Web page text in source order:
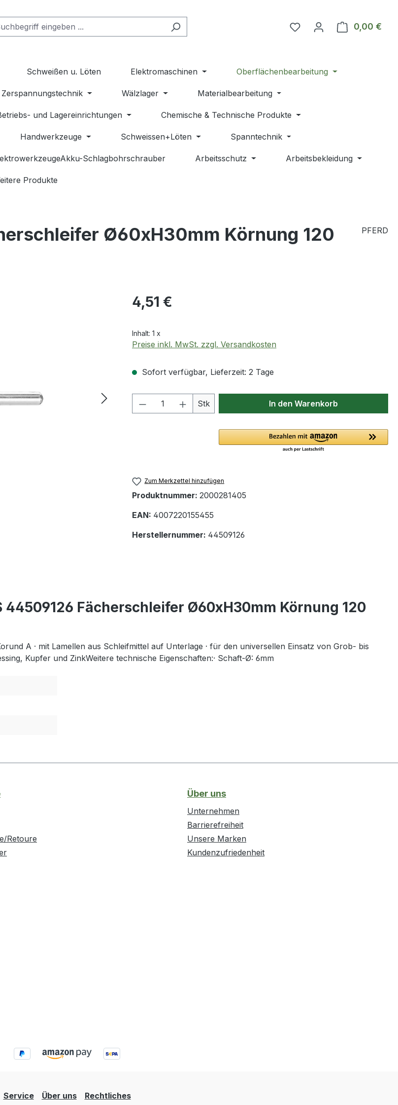
Du hast 0 Produkte auf
0,00 €
Schweißen u. Löten Elektromaschinen Oberflächenbearbeitung
Zerspannungstechnik Wälzlager Materialbearbeitung
und Lagereinrichtungen Chemische & Technische Produkte
Handwerkzeuge Schweissen+Löten Spanntechnik
Schlagbohrschrauber Arbeitsschutz Arbeitsbekleidung
Produkte
Ø60xH30mm Körnung 120
PFERD
Regulärer Preis:
4,51 €
Inhalt: 1 x
Preise inkl. MwSt. zzgl. Versandkosten
Sofort verfügbar, Lieferzeit: 2 Tage
Produkt Anzahl: Gib den gewünschten Wert
Stk In den Warenkorb
Zum Merkzettel hinzufügen
Produktnummer: 2000281405
EAN: 4007220155455
Herstellernummer: 44509126
44509126 Fächerschleifer Ø60xH30mm Körnung 120
A · mit Lamellen aus Schleifmittel auf Unterlage · für den universellen Einsatz von Grob- bis
Kupfer und ZinkWeitere technische Eigenschaften:· Schaft-Ø: 6mm
Retoure
Über uns
Unternehmen
Barrierefreiheit
Unsere Marken
Kundenzufriedenheit
Service Über uns Rechtliches